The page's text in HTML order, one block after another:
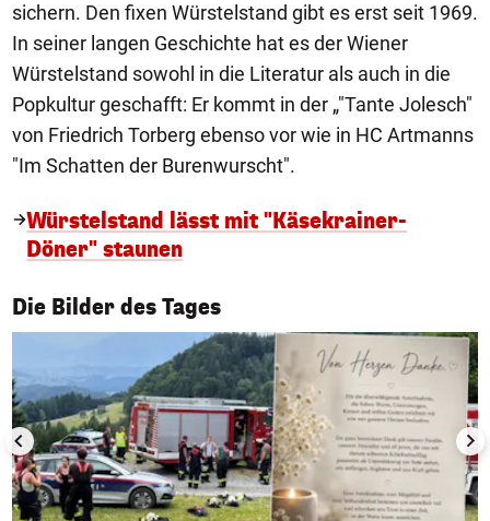
sichern. Den fixen Würstelstand gibt es erst seit 1969.
In seiner langen Geschichte hat es der Wiener
Würstelstand sowohl in die Literatur als auch in die
Popkultur geschafft: Er kommt in der „"Tante Jolesch"
von Friedrich Torberg ebenso vor wie in HC Artmanns
"Im Schatten der Burenwurscht".
Würstelstand lässt mit "Käsekrainer-
Döner" staunen
Die Bilder des Tages
1/50